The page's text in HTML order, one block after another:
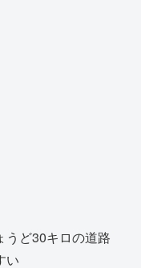
うど30キロの道路
い